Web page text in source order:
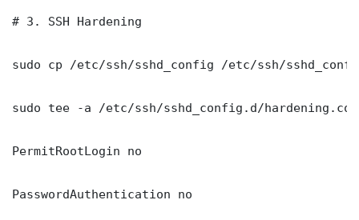
# 3. SSH Hardening
sudo cp /etc/ssh/sshd_config /etc/ssh/
sudo tee -a /etc/ssh/sshd_config.d/
PermitRootLogin no
PasswordAuthentication no